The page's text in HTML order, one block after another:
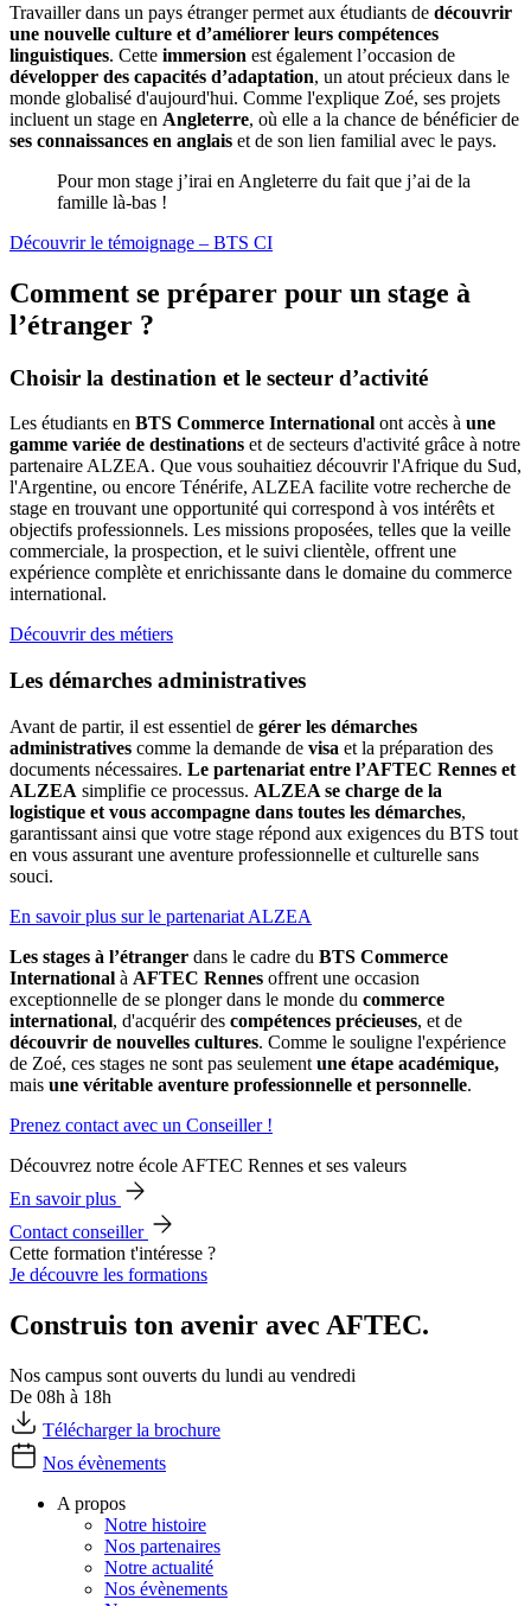
Travailler dans un pays étranger permet aux étudiants de découvrir
une nouvelle culture et d’améliorer leurs compétences
linguistiques. Cette immersion est également l’occasion de
développer des capacités d’adaptation, un atout précieux dans le
monde globalisé d'aujourd'hui. Comme l'explique Zoé, ses projets
incluent un stage en Angleterre, où elle a la chance de bénéficier de
ses connaissances en anglais et de son lien familial avec le pays.
Pour mon stage j’irai en Angleterre du fait que j’ai de la
famille là-bas !
Découvrir le témoignage – BTS CI
Comment se préparer pour un stage à
l’étranger ?
Choisir la destination et le secteur d’activité
Les étudiants en BTS Commerce International ont accès à une
gamme variée de destinations et de secteurs d'activité grâce à notre
partenaire ALZEA. Que vous souhaitiez découvrir l'Afrique du Sud,
l'Argentine, ou encore Ténérife, ALZEA facilite votre recherche de
stage en trouvant une opportunité qui correspond à vos intérêts et
objectifs professionnels. Les missions proposées, telles que la veille
commerciale, la prospection, et le suivi clientèle, offrent une
expérience complète et enrichissante dans le domaine du commerce
international.
Découvrir des métiers
Les démarches administratives
Avant de partir, il est essentiel de gérer les démarches
administratives comme la demande de visa et la préparation des
documents nécessaires. Le partenariat entre l’AFTEC Rennes et
ALZEA simplifie ce processus. ALZEA se charge de la
logistique et vous accompagne dans toutes les démarches,
garantissant ainsi que votre stage répond aux exigences du BTS tout
en vous assurant une aventure professionnelle et culturelle sans
souci.
En savoir plus sur le partenariat ALZEA
Les stages à l’étranger dans le cadre du BTS Commerce
International à AFTEC Rennes offrent une occasion
exceptionnelle de se plonger dans le monde du commerce
international, d'acquérir des compétences précieuses, et de
découvrir de nouvelles cultures. Comme le souligne l'expérience
de Zoé, ces stages ne sont pas seulement une étape académique,
mais une véritable aventure professionnelle et personnelle.
Prenez contact avec un Conseiller !
Découvrez notre école AFTEC Rennes et ses valeurs
En savoir plus
Contact conseiller
Cette formation t'intéresse ?
Je découvre les formations
Construis ton avenir avec AFTEC.
Nos campus sont ouverts du lundi au vendredi
De 08h à 18h
Télécharger la brochure
Nos évènements
A propos
Notre histoire
Nos partenaires
Notre actualité
Nos évènements